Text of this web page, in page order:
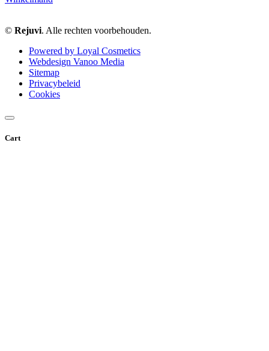
© Rejuvi. Alle rechten voorbehouden.
Powered by Loyal Cosmetics
Webdesign Vanoo Media
Sitemap
Privacybeleid
Cookies
Cart